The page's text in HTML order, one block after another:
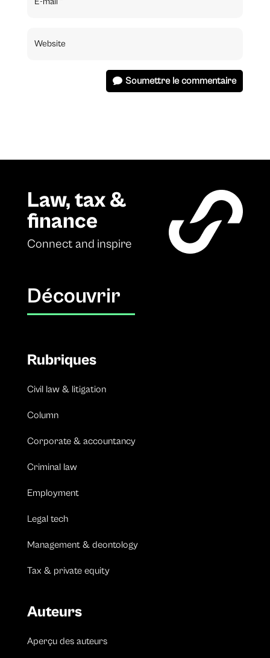
Soumettre le commentaire
Law, tax &
finance
Connect and inspire
Découvrir
Rubriques
Civil law & litigation
Column
Corporate & accountancy
Criminal law
Employment
Legal tech
Management & deontology
Tax & private equity
Auteurs
Aperçu des auteurs